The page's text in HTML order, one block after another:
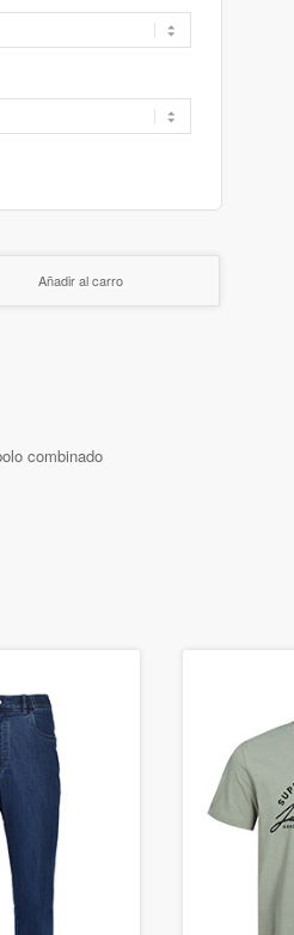
Añadir al carro
combinado